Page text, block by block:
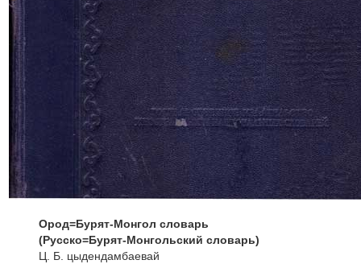
Ород=Бурят-Монгол словарь
(Русско=Бyрят-Монгольский словарь)
Ц. Б. цыдендамбаевай